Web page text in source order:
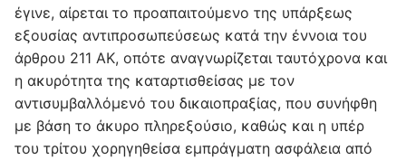
έγινε, αίρεται το προαπαιτούμενο της υπάρξεως
εξουσίας αντιπροσωπεύσεως κατά την έννοια του
άρθρου 211 ΑΚ, οπότε αναγνωρίζεται ταυτόχρονα και
η ακυρότητα της καταρτισθείσας με τον
αντισυμβαλλόμενό του δικαιοπραξίας, που συνήφθη
με βάση το άκυρο πληρεξούσιο, καθώς και η υπέρ
του τρίτου χορηγηθείσα εμπράγματη ασφάλεια από